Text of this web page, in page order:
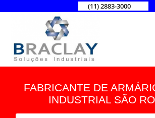
(11) 2883-3000
FABRICANTE DE
INDUSTRIAL SÃO